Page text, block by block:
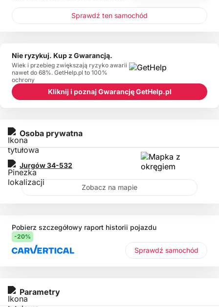
Pobierz szczegółowy raport historii pojazdu
-20%
Sprawdź samochód
Parametry
Osoba prywatna
Jurgów34-532
Zobacz na mapie
Sprawdź ten samochód
Nie ryzykuj. Kup z Gwarancją.
Wiek i przebieg zwiększają ryzyko awarii
nawet do 68%. GetHelp.pl to 100%
ochrony
Kliknij i poznaj Gwarancję GetHelp.pl